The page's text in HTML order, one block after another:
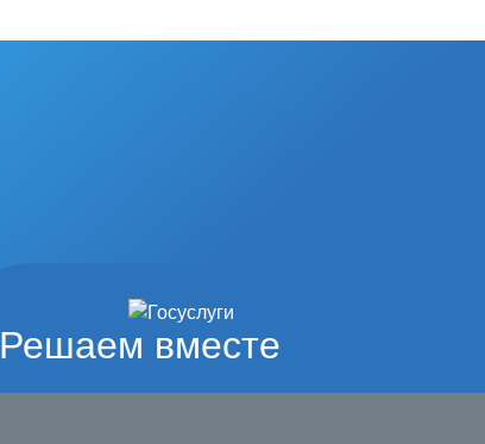
Решаем вместе